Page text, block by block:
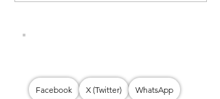
Facebook X (Twitter) WhatsApp